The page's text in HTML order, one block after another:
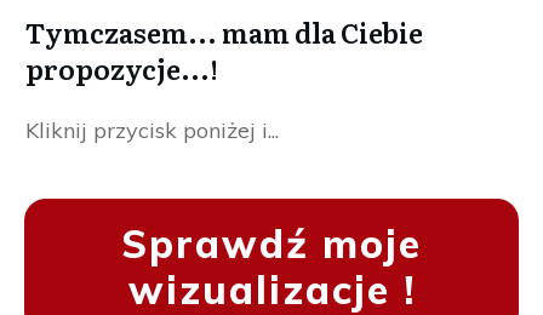
Tymczasem... mam dla Ciebie
propozycje...!
Kliknij przycisk poniżej i...
Sprawdź moje
wizualizacje !